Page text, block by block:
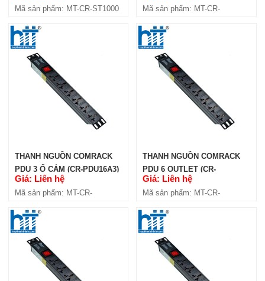
Mã sản phẩm: MT-CR-ST1000
Mã sản phẩm: MT-CR-
THANH NGUỒN COMRACK
PDU 3 Ổ CẮM (CR-PDU16A3)
Giá: Liên hệ
Mã sản phẩm: MT-CR-
THANH NGUỒN COMRACK
PDU 6 OUTLET (CR-
PDU6C13)
Giá: Liên hệ
Mã sản phẩm: MT-CR-